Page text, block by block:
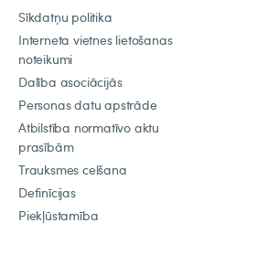
Sīkdatņu politika
Interneta vietnes lietošanas
noteikumi
Dalība asociācijās
Personas datu apstrāde
Atbilstība normatīvo aktu
prasībām
Trauksmes celšana
Definīcijas
Piekļūstamība